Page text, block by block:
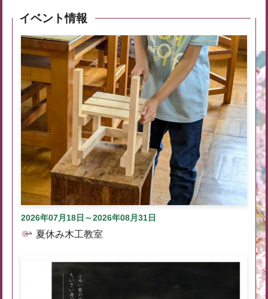
イベント情報
2026年07月18日～2026年08月31日
夏休み木工教室